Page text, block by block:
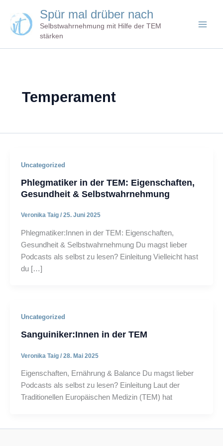
Inhalt
springen
Spür mal drüber nach
Selbstwahrnehmung mit Hilfe der TEM
stärken
Temperament
Uncategorized
Phlegmatiker in der TEM: Eigenschaften,
Gesundheit & Selbstwahrnehmung
Veronika Taig / 25. Juni 2025
Phlegmatiker:Innen in der TEM: Eigenschaften,
Gesundheit & Selbstwahrnehmung Du magst lieber
Podcasts als selbst zu lesen? Einleitung Vielleicht hast
du […]
Uncategorized
Sanguiniker:Innen in der TEM
Veronika Taig / 28. Mai 2025
Eigenschaften, Ernährung & Balance Du magst lieber
Podcasts als selbst zu lesen? Einleitung Laut der
Traditionellen Europäischen Medizin (TEM) hat